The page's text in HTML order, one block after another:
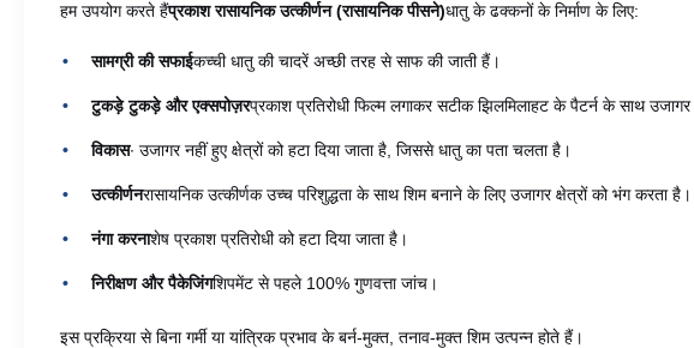
हम उपयोग करते हैंप्रकाश रासायनिक उत्कीर्णन (रासायनिक पीसने)धातु के ढक्कनों के निर्माण के लिए:
सामग्री की सफाईकच्ची धातु की चादरें अच्छी तरह से साफ की जाती हैं।
टुकड़े टुकड़े और एक्सपोज़रप्रकाश प्रतिरोधी फिल्म लगाकर सटीक झिलमिलाहट के पैटर्न के साथ उजागर
विकास∙ उजागर नहीं हुए क्षेत्रों को हटा दिया जाता है, जिससे धातु का पता चलता है।
उत्कीर्णनरासायनिक उत्कीर्णक उच्च परिशुद्धता के साथ शिम बनाने के लिए उजागर क्षेत्रों को भंग करता है।
नंगा करनाशेष प्रकाश प्रतिरोधी को हटा दिया जाता है।
निरीक्षण और पैकेजिंगशिपमेंट से पहले 100% गुणवत्ता जांच।
इस प्रक्रिया से बिना गर्मी या यांत्रिक प्रभाव के बर्न-मुक्त, तनाव-मुक्त शिम उत्पन्न होते हैं।